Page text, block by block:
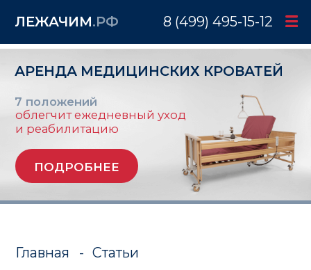
ЛЕЖАЧИМ.РФ 8 (499) 495-15-12
АРЕНДА МЕДИЦИНСКИХ КРОВАТЕЙ
ПОДРОБНЕЕ
7 положений
Главная - Статьи